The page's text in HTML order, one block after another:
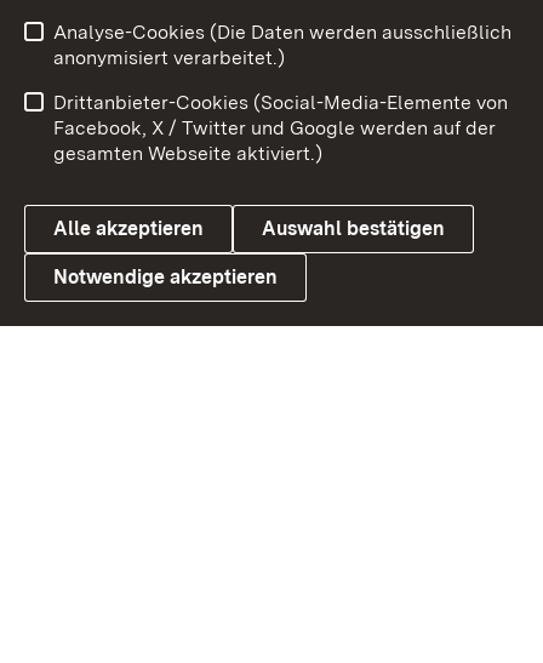
Link zum Landesportal
Impressum
Kontakt
Barrierefreiheit
Datenschutz
Cookies
Analyse-Cookies (Die Daten werden ausschließlich
anonymisiert verarbeitet.)
Drittanbieter-Cookies (Social-Media-Elemente von
Facebook, X / Twitter und Google werden auf der
gesamten Webseite aktiviert.)
Alle akzeptieren Auswahl bestätigen
Notwendige akzeptieren